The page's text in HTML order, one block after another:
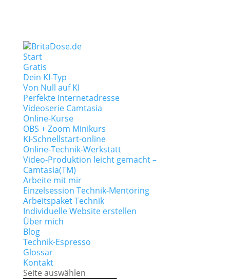
Start
Gratis
Dein KI-Typ
Von Null auf KI
Perfekte Internetadresse
Videoserie Camtasia
Online-Kurse
OBS + Zoom Minikurs
KI-Schnellstart-online
Online-Technik-Werkstatt
Video-Produktion leicht gemacht –
Camtasia(TM)
Arbeite mit mir
Einzelsession Technik-Mentoring
Arbeitspaket Technik
Individuelle Website erstellen
Über mich
Blog
Technik-Espresso
Glossar
Kontakt
Seite auswählen